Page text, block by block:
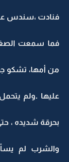
فنادت ،سندس
فما سمعت
من أمها، تشكو
عليها .ولم
بحرقة شديده ،
والشرب لم